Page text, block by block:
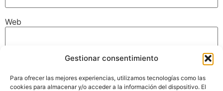
Gestionar consentimiento
Para ofrecer las mejores experiencias, utilizamos tecnologías como las
cookies para almacenar y/o acceder a la información del dispositivo. El
Web
navegador para la próxima vez que comente.